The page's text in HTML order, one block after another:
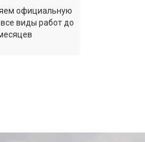
официальную
виды работ до